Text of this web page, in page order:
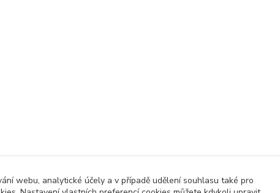
webu, analytické účely a v případě udělení souhlasu také pro